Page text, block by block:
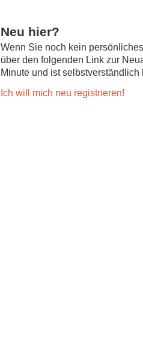
Neu hier?
Wenn Sie noch kein
über den folgenden Link zur
Minute und ist selbstverständlich
Ich will mich neu registrieren!